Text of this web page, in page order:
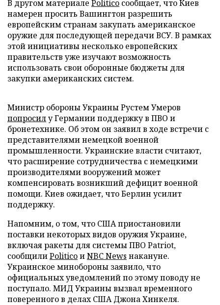
В другом материале Politico сообщает, что Киев
намерен просить Вашингтон разрешить
европейским странам закупать американское
оружие для последующей передачи ВСУ. В рамках
этой инициативы несколько европейских
правительств уже изучают возможность
использовать свои оборонные бюджеты для
закупки американских систем.
Министр обороны Украины Рустем Умеров
попросилу Германии поддержку в ПВО и
бронетехнике. Об этом он заявил в ходе встречи с
представителями немецкой военной
промышленности. Украинские власти считают,
что расширение сотрудничества с немецкими
производителями вооружений может
компенсировать возникший дефицит военной
помощи. Киев ожидает, что Берлин усилит
поддержку.
Напомним, о том, что США приостановили
поставки некоторых видов оружия Украине,
включая ракеты для системы ПВО Patriot,
сообщилиPoliticoиNBC News накануне.
Украинское минобороны заявило, что
официальных уведомлений по этому поводу не
поступало. МИД Украины вызвал временного
поверенного в делах США Джона Хинкеля.